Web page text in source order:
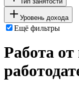
Уровень дохода
Ещё фильтры
Работа